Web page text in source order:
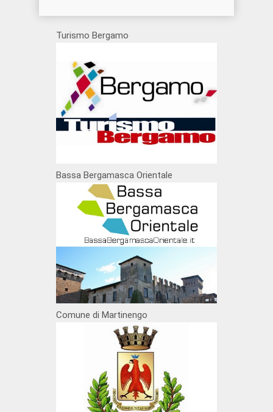
Turismo Bergamo
Bassa Bergamasca Orientale
Comune di Martinengo